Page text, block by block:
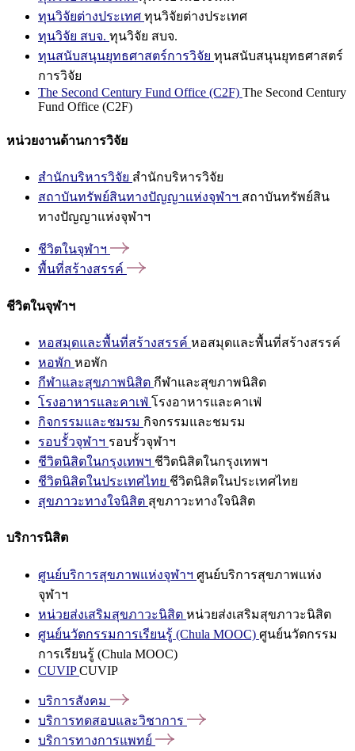
ทุนวิจัยต่างประเทศ ทุนวิจัยต่างประเทศ
ทุนวิจัย สบจ. ทุนวิจัย สบจ.
ทุนสนับสนุนยุทธศาสตร์การวิจัย ทุนสนับสนุนยุทธศาสตร์
การวิจัย
The Second Century Fund Office (C2F) The Second Century
Fund Office (C2F)
หน่วยงานด้านการวิจัย
สำนักบริหารวิจัย สำนักบริหารวิจัย
สถาบันทรัพย์สินทางปัญญาแห่งจุฬาฯ สถาบันทรัพย์สิน
ทางปัญญาแห่งจุฬาฯ
ชีวิตในจุฬาฯ
พื้นที่สร้างสรรค์
ชีวิตในจุฬาฯ
หอสมุดและพื้นที่สร้างสรรค์ หอสมุดและพื้นที่สร้างสรรค์
หอพัก หอพัก
กีฬาและสุขภาพนิสิต กีฬาและสุขภาพนิสิต
โรงอาหารและคาเฟ่ โรงอาหารและคาเฟ่
กิจกรรมและชมรม กิจกรรมและชมรม
รอบรั้วจุฬาฯ รอบรั้วจุฬาฯ
ชีวิตนิสิตในกรุงเทพฯ ชีวิตนิสิตในกรุงเทพฯ
ชีวิตนิสิตในประเทศไทย ชีวิตนิสิตในประเทศไทย
สุขภาวะทางใจนิสิต สุขภาวะทางใจนิสิต
บริการนิสิต
ศูนย์บริการสุขภาพแห่งจุฬาฯ ศูนย์บริการสุขภาพแห่ง
จุฬาฯ
หน่วยส่งเสริมสุขภาวะนิสิต หน่วยส่งเสริมสุขภาวะนิสิต
ศูนย์นวัตกรรมการเรียนรู้ (Chula MOOC) ศูนย์นวัตกรรม
การเรียนรู้ (Chula MOOC)
CUVIPCUVIP
บริการสังคม
บริการทดสอบและวิชาการ
บริการทางการแพทย์